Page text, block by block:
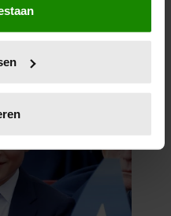
uw geografische
nauwkeurig kan zijn
(fingerprinting)
in het
en advertenties te
social media te bieden